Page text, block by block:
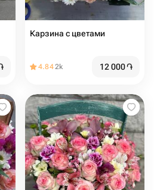
Карзина с цветами
4.842k 12 000֏